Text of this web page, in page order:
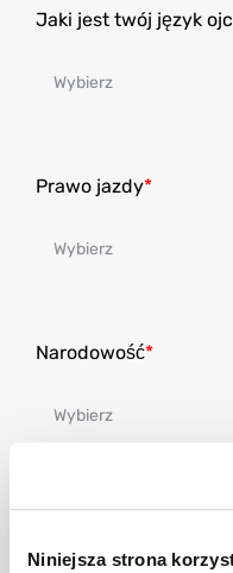
Niniejsza strona
Jaki jest twój język
Prawo jazdy
Narodowość